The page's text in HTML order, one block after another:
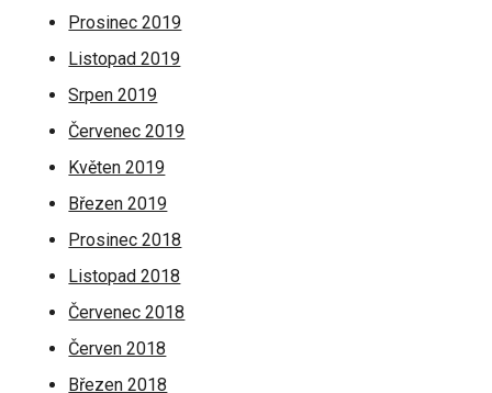
Prosinec 2019
Listopad 2019
Srpen 2019
Červenec 2019
Květen 2019
Březen 2019
Prosinec 2018
Listopad 2018
Červenec 2018
Červen 2018
Březen 2018